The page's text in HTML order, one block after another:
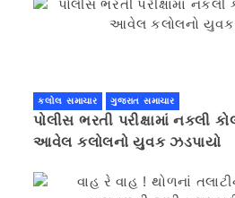
કલોલ સમાચાર ગુજરાત સમાચાર
પોલીસ ભરતી પરીક્ષામાં નકલી
આવેલ કલોલનો યુવક ઝડપાયો